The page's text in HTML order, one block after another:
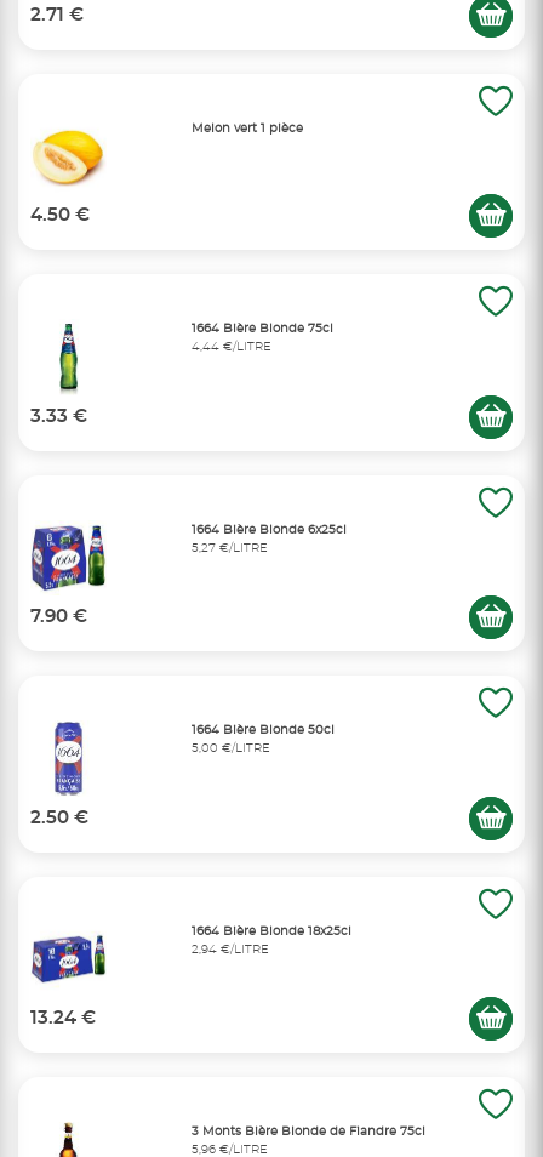
2.71 €
Melon vert 1 pièce
4.50 €
1664 Bière Blonde 75cl
4,44 €/LITRE
3.33 €
1664 Bière Blonde 6x25cl
5,27 €/LITRE
7.90 €
1664 Bière Blonde 50cl
5,00 €/LITRE
2.50 €
1664 Bière Blonde 18x25cl
2,94 €/LITRE
13.24 €
3 Monts Bière Blonde de Flandre 75cl
5,96 €/LITRE